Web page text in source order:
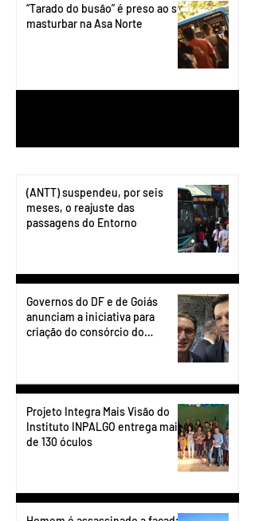
“Tarado do busão” é preso ao se
masturbar na Asa Norte
(ANTT) suspendeu, por seis
meses, o reajuste das
passagens do Entorno
Governos do DF e de Goiás
anunciam a iniciativa para
criação do consórcio do
Projeto Integra Mais Visão do
Instituto INPALGO entrega mais
de 130 óculos